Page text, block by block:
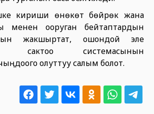
кириши өнөкөт бөйрөк жана
менен ооруган бейтаптардын
жакшыртат, ошондой эле
сактоо системасынын
олуттуу салым болот.